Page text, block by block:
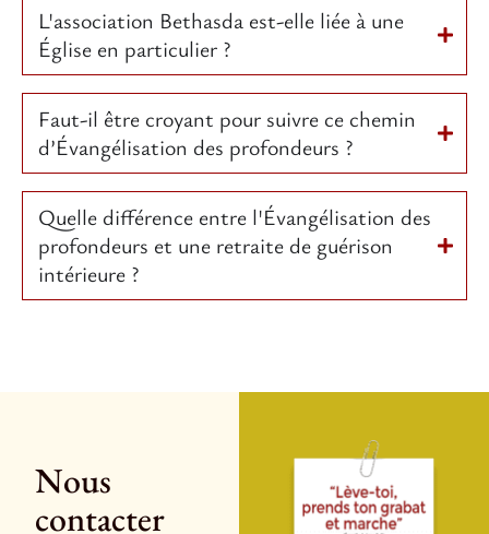
L'association Bethasda est-elle liée à une
Église en particulier ?
Faut-il être croyant pour suivre ce chemin
d’Évangélisation des profondeurs ?
Quelle différence entre l'Évangélisation des
profondeurs et une retraite de guérison
intérieure ?
Nous
contacter